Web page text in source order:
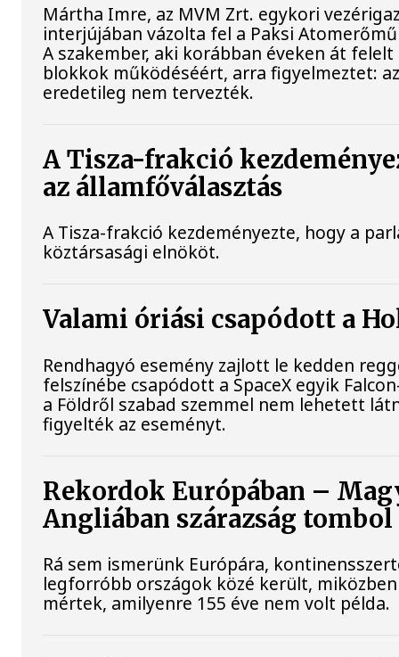
Mártha Imre, az MVM Zrt. egykori
interjújában vázolta fel a Paksi
A szakember, aki korábban éveken át
blokkok működéséért, arra figyelmeztet:
eredetileg nem tervezték.
A Tisza-frakció
az államfőválasztás
A Tisza-frakció kezdeményezte, hogy a
köztársasági elnököt.
Valami óriási csapódott a
Rendhagyó esemény zajlott le kedden
felszínébe csapódott a SpaceX egyik
a Földről szabad szemmel nem lehetett
figyelték az eseményt.
Rekordok Európában –
Angliában szárazság tombol
Rá sem ismerünk Európára,
legforróbb országok közé került,
mértek, amilyenre 155 éve nem volt példa.